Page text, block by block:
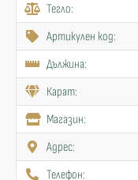
Тегло:
Артикулен код:
Дължина:
Карат:
Mагазин:
Адрес:
Телефон: